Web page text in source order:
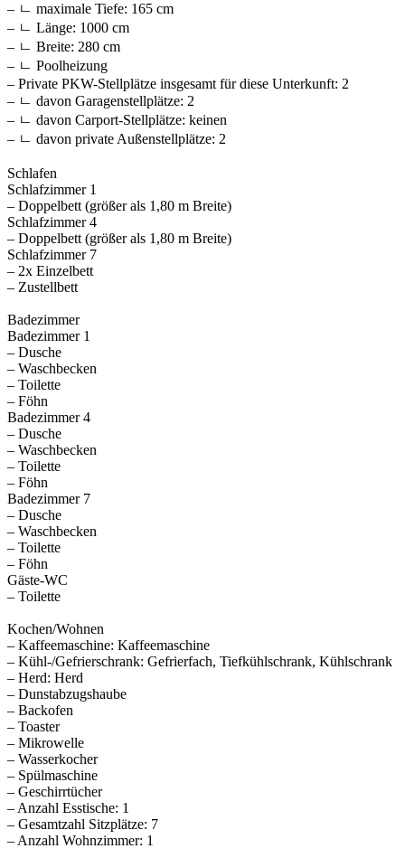
– ㄴ maximale Tiefe: 165 cm
– ㄴ Länge: 1000 cm
– ㄴ Breite: 280 cm
– ㄴ Poolheizung
– Private PKW-Stellplätze insgesamt für diese Unterkunft: 2
– ㄴ davon Garagenstellplätze: 2
– ㄴ davon Carport-Stellplätze: keinen
– ㄴ davon private Außen­stellplätze: 2
Schlafen
Schlafzimmer 1
– Doppelbett (größer als 1,80 m Breite)
Schlafzimmer 4
– Doppelbett (größer als 1,80 m Breite)
Schlafzimmer 7
– 2x Einzelbett
– Zustellbett
Badezimmer
Badezimmer 1
– Dusche
– Waschbecken
– Toilette
– Föhn
Badezimmer 4
– Dusche
– Waschbecken
– Toilette
– Föhn
Badezimmer 7
– Dusche
– Waschbecken
– Toilette
– Föhn
Gäste-WC
– Toilette
Kochen/Wohnen
– Kaffeemaschine: Kaffeemaschine
– Kühl-/Gefrierschrank: Gefrierfach, Tiefkühlschrank, Kühlschrank
– Herd: Herd
– Dunstabzugshaube
– Backofen
– Toaster
– Mikrowelle
– Wasserkocher
– Spülmaschine
– Geschirrtücher
– Anzahl Esstische: 1
– Gesamtzahl Sitzplätze: 7
– Anzahl Wohnzimmer: 1